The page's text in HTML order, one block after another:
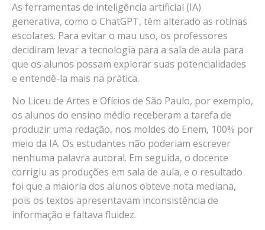
As ferramentas de inteligência artificial (IA)
generativa, como o ChatGPT, têm alterado as rotinas
escolares. Para evitar o mau uso, os professores
decidiram levar a tecnologia para a sala de aula para
que os alunos possam explorar suas potencialidades
e entendê-la mais na prática.
No Liceu de Artes e Ofícios de São Paulo, por exemplo,
os alunos do ensino médio receberam a tarefa de
produzir uma redação, nos moldes do Enem, 100% por
meio da IA. Os estudantes não poderiam escrever
nenhuma palavra autoral. Em seguida, o docente
corrigiu as produções em sala de aula, e o resultado
foi que a maioria dos alunos obteve nota mediana,
pois os textos apresentavam inconsistência de
informação e faltava fluidez.